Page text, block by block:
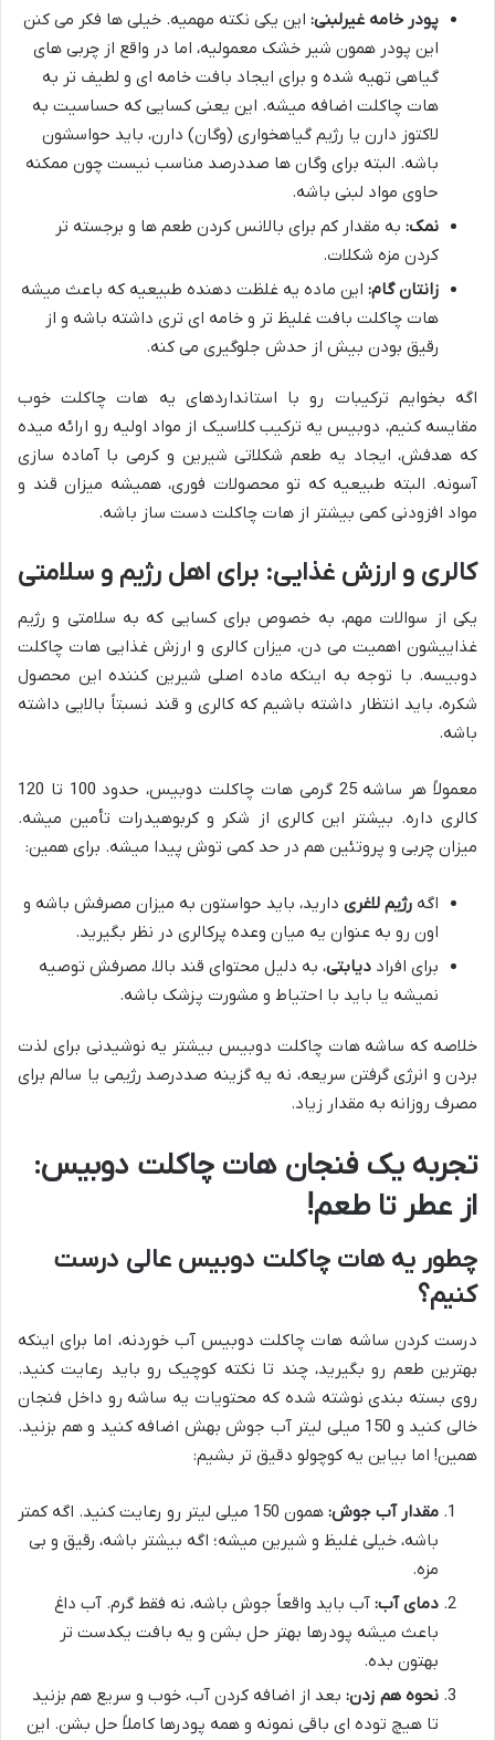
پودر خامه غیرلبنی: این یکی نکته مهمیه. خیلی ها فکر می کنن
این پودر همون شیر خشک معمولیه، اما در واقع از چربی های
گیاهی تهیه شده و برای ایجاد بافت خامه ای و لطیف تر به
هات چاکلت اضافه میشه. این یعنی کسایی که حساسیت به
لاکتوز دارن یا رژیم گیاهخواری (وگان) دارن، باید حواسشون
باشه. البته برای وگان ها صددرصد مناسب نیست چون ممکنه
حاوی مواد لبنی باشه.
نمک: به مقدار کم برای بالانس کردن طعم ها و برجسته تر
کردن مزه شکلات.
زانتان گام: این ماده یه غلظت دهنده طبیعیه که باعث میشه
هات چاکلت بافت غلیظ تر و خامه ای تری داشته باشه و از
رقیق بودن بیش از حدش جلوگیری می کنه.
اگه بخوایم ترکیبات رو با استانداردهای یه هات چاکلت خوب
مقایسه کنیم، دوبیس یه ترکیب کلاسیک از مواد اولیه رو ارائه میده
که هدفش، ایجاد یه طعم شکلاتی شیرین و کرمی با آماده سازی
آسونه. البته طبیعیه که تو محصولات فوری، همیشه میزان قند و
مواد افزودنی کمی بیشتر از هات چاکلت دست ساز باشه.
کالری و ارزش غذایی: برای اهل رژیم و سلامتی
یکی از سوالات مهم، به خصوص برای کسایی که به سلامتی و رژیم
غذاییشون اهمیت می دن، میزان کالری و ارزش غذایی هات چاکلت
دوبیسه. با توجه به اینکه ماده اصلی شیرین کننده این محصول
شکره، باید انتظار داشته باشیم که کالری و قند نسبتاً بالایی داشته
باشه.
معمولاً هر ساشه 25 گرمی هات چاکلت دوبیس، حدود 100 تا 120
کالری داره. بیشتر این کالری از شکر و کربوهیدرات تأمین میشه.
میزان چربی و پروتئین هم در حد کمی توش پیدا میشه. برای همین:
اگه رژیم لاغری دارید، باید حواستون به میزان مصرفش باشه و
اون رو به عنوان یه میان وعده پرکالری در نظر بگیرید.
برای افراد دیابتی، به دلیل محتوای قند بالا، مصرفش توصیه
نمیشه یا باید با احتیاط و مشورت پزشک باشه.
خلاصه که ساشه هات چاکلت دوبیس بیشتر یه نوشیدنی برای لذت
بردن و انرژی گرفتن سریعه، نه یه گزینه صددرصد رژیمی یا سالم برای
مصرف روزانه به مقدار زیاد.
تجربه یک فنجان هات چاکلت دوبیس:
از عطر تا طعم!
چطور یه هات چاکلت دوبیس عالی درست
کنیم؟
درست کردن ساشه هات چاکلت دوبیس آب خوردنه، اما برای اینکه
بهترین طعم رو بگیرید، چند تا نکته کوچیک رو باید رعایت کنید.
روی بسته بندی نوشته شده که محتویات یه ساشه رو داخل فنجان
خالی کنید و 150 میلی لیتر آب جوش بهش اضافه کنید و هم بزنید.
همین! اما بیاین یه کوچولو دقیق تر بشیم:
مقدار آب جوش:
همون 150 میلی لیتر رو رعایت کنید. اگه کمتر
باشه، خیلی غلیظ و شیرین میشه؛ اگه بیشتر باشه، رقیق و بی
مزه.
دمای آب: آب باید واقعاً جوش باشه، نه فقط گرم. آب داغ
باعث میشه پودرها بهتر حل بشن و یه بافت یکدست تر
بهتون بده.
نحوه هم زدن: بعد از اضافه کردن آب، خوب و سریع هم بزنید
تا هیچ توده ای باقی نمونه و همه پودرها کاملاً حل بشن. این